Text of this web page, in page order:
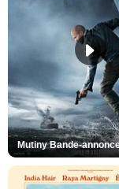
Mutiny Bande-